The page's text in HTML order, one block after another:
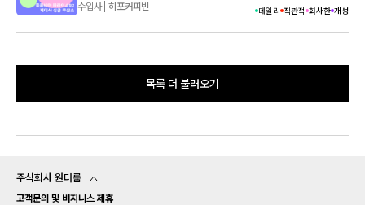
수입사 히포커피빈 데일리 직관적 화사한 개성
목록 더 불러오기
주식회사 원더룸
고객문의 및 비지니스 제휴